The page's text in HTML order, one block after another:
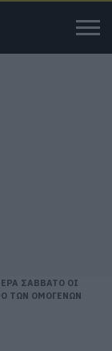
ΣΑΒΒΑΤΟ ΟΙ
ΤΩΝ ΟΜΟΓΕΝΩΝ